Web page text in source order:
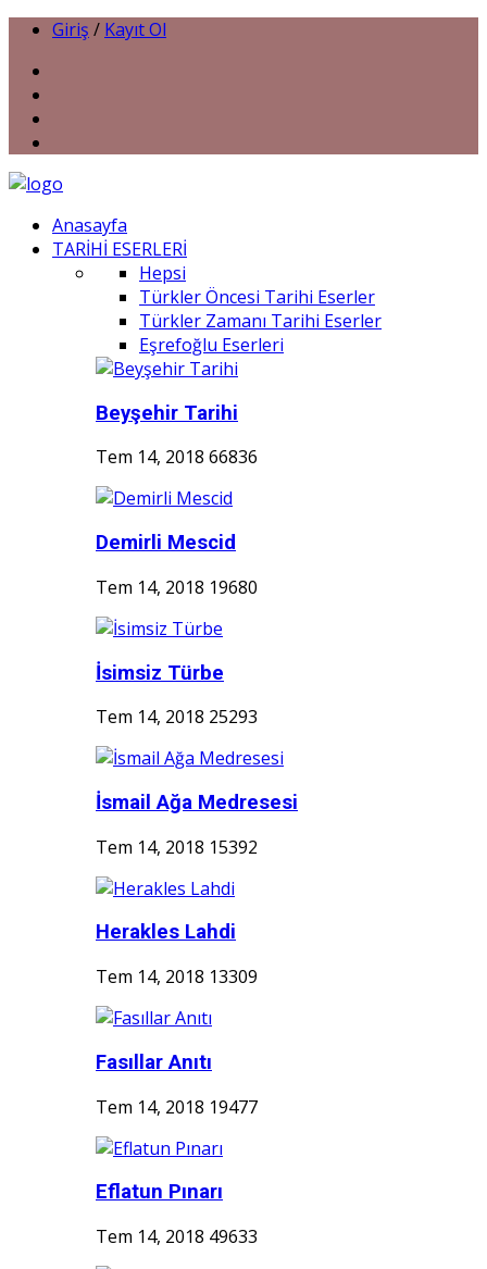
Giriş / Kayıt Ol
Anasayfa
TARİHİ ESERLERİ
Hepsi
Türkler Öncesi Tarihi Eserler
Türkler Zamanı Tarihi Eserler
Eşrefoğlu Eserleri
Beyşehir Tarihi
Tem 14, 2018 66836
Demirli Mescid
Tem 14, 2018 19680
İsimsiz Türbe
Tem 14, 2018 25293
İsmail Ağa Medresesi
Tem 14, 2018 15392
Herakles Lahdi
Tem 14, 2018 13309
Fasıllar Anıtı
Tem 14, 2018 19477
Eflatun Pınarı
Tem 14, 2018 49633